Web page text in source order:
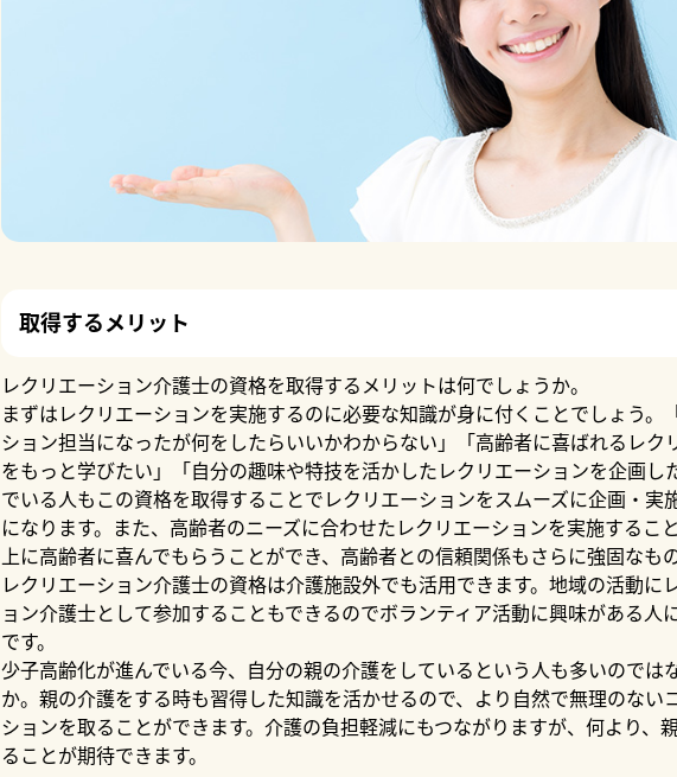
取得するメリット
レクリエーション介護士の資格を取得するメリットは何でしょうか。
まずはレクリエーションを実施するのに必要な知識が身に付くことでしょう。
ション担当になったが何をしたらいいかわからない」「高齢者に喜ばれるレク
をもっと学びたい」「自分の趣味や特技を活かしたレクリエーションを企画し
でいる人もこの資格を取得することでレクリエーションをスムーズに企画・実
になります。また、高齢者のニーズに合わせたレクリエーションを実施するこ
上に高齢者に喜んでもらうことができ、高齢者との信頼関係もさらに強固なもの
レクリエーション介護士の資格は介護施設外でも活用できます。地域の活動に
ョン介護士として参加することもできるのでボランティア活動に興味がある人
です。
少子高齢化が進んでいる今、自分の親の介護をしているという人も多いのでは
か。親の介護をする時も習得した知識を活かせるので、より自然で無理のない
ションを取ることができます。介護の負担軽減にもつながりますが、何より、
ることが期待できます。